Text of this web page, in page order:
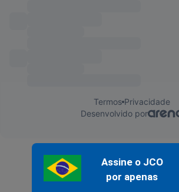
Assine o JCO
por apenas